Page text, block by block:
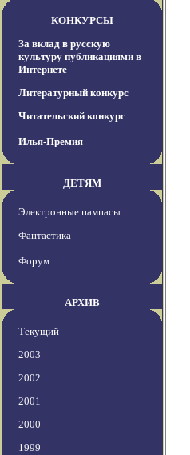
КОНКУРСЫ
За вклад в русскую
культуру публикациями в
Интернете
Литературный конкурс
Читательский конкурс
Илья-Премия
ДЕТЯМ
Электронные пампасы
Фантастика
Форум
АРХИВ
Текущий
2003
2002
2001
2000
1999